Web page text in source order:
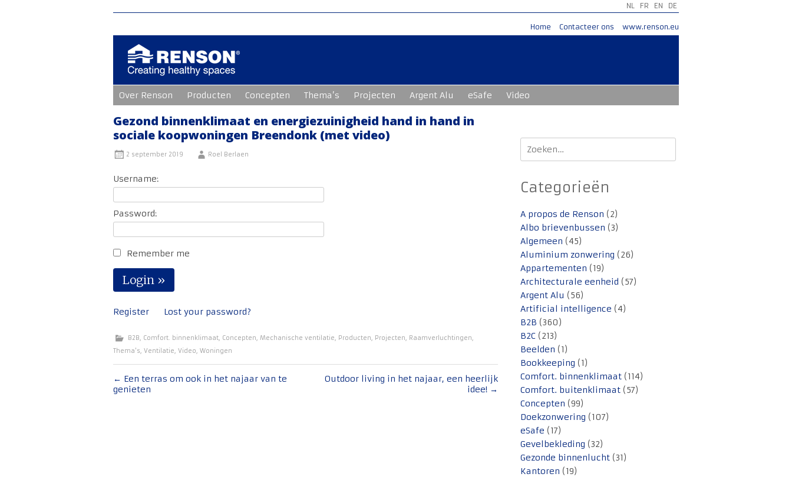
NL FR EN DE
Home Contacteer ons www.renson.eu
naar
de
inhoud
Over Renson Producten Concepten Thema’s Projecten Argent Alu eSafe Video
Gezond binnenklimaat en energiezuinigheid hand in hand in
sociale koopwoningen Breendonk (met video)
2 september 2019 Roel Berlaen
Username:
Password:
Remember me
Register Lost your password?
B2B, Comfort. binnenklimaat, Concepten, Mechanische ventilatie, Producten, Projecten, Raamverluchtingen,
Thema's, Ventilatie, Video, Woningen
Bericht
navigatie
← Een terras om ook in het najaar van te
genieten
Outdoor living in het najaar, een heerlijk
idee! →
Zoeken
naar:
Categorieën
A propos de Renson (2)
Albo brievenbussen (3)
Algemeen (45)
Aluminium zonwering (26)
Appartementen (19)
Architecturale eenheid (57)
Argent Alu (56)
Artificial intelligence (4)
B2B (360)
B2C (213)
Beelden (1)
Bookkeeping (1)
Comfort. binnenklimaat (114)
Comfort. buitenklimaat (57)
Concepten (99)
Doekzonwering (107)
eSafe (17)
Gevelbekleding (32)
Gezonde binnenlucht (31)
Kantoren (19)